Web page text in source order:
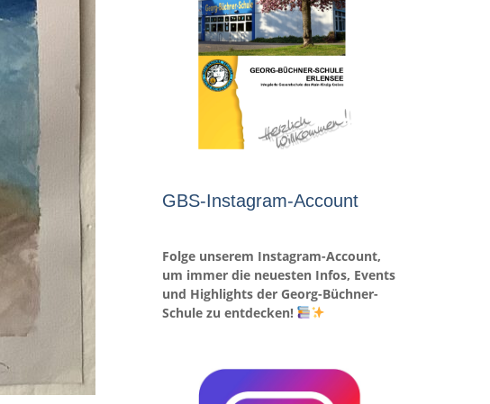
GBS-Instagram-Account
Folge unserem Instagram-Account,
um immer die neuesten Infos, Events
und Highlights der Georg-Büchner-
Schule zu entdecken!